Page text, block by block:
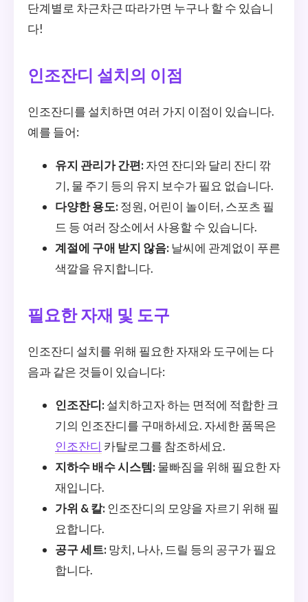
단계별로 차근차근 따라가면 누구나 할 수 있습니
다!
인조잔디 설치의 이점
인조잔디를 설치하면 여러 가지 이점이 있습니다.
예를 들어:
유지 관리가 간편: 자연 잔디와 달리 잔디 깎
기, 물 주기 등의 유지 보수가 필요 없습니다.
다양한 용도: 정원, 어린이 놀이터, 스포츠 필
드 등 여러 장소에서 사용할 수 있습니다.
계절에 구애 받지 않음: 날씨에 관계없이 푸른
색깔을 유지합니다.
필요한 자재 및 도구
인조잔디 설치를 위해 필요한 자재와 도구에는 다
음과 같은 것들이 있습니다:
인조잔디: 설치하고자 하는 면적에 적합한 크
기의 인조잔디를 구매하세요. 자세한 품목은
인조잔디 카탈로그를 참조하세요.
지하수 배수 시스템: 물빠짐을 위해 필요한 자
재입니다.
가위 & 칼: 인조잔디의 모양을 자르기 위해 필
요합니다.
공구 세트: 망치, 나사, 드릴 등의 공구가 필요
합니다.